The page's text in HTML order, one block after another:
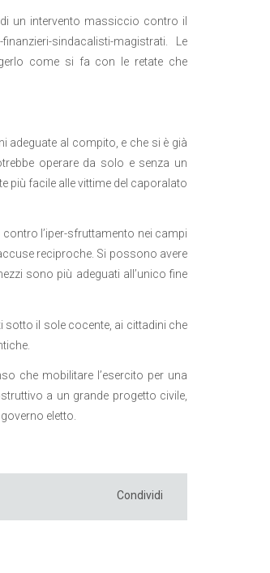
un intervento massiccio contro il
sindacalisti-magistrati. Le
come si fa con le retate che
adeguate al compito, e che si è già
operare da solo e senza un
più facile alle vittime del caporalato
l’iper-sfruttamento nei campi
reciproche. Si possono avere
sono più adeguati all’unico fine
il sole cocente, ai cittadini che
che mobilitare l’esercito per una
a un grande progetto civile,
eletto.
Condividi